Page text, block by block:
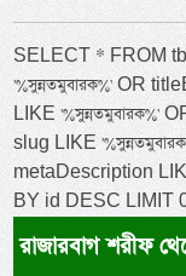
SELECT * FROM
'%সুন্নতমুবারক%' OR
LIKE '%সুন্নতমুবারক%'
slug LIKE
metaDescription
BY id DESC LIMIT
রাজারবাগ শরীফ